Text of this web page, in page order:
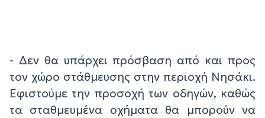
- Δεν θα υπάρχει πρόσβαση από και προς
τον χώρο στάθμευσης στην περιοχή Νησάκι.
Εφιστούμε την προσοχή των οδηγών, καθώς
τα σταθμευμένα οχήματα θα μπορούν να